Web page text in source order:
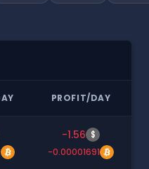
PROFIT/DAY
-1.56 $
-0.00001691